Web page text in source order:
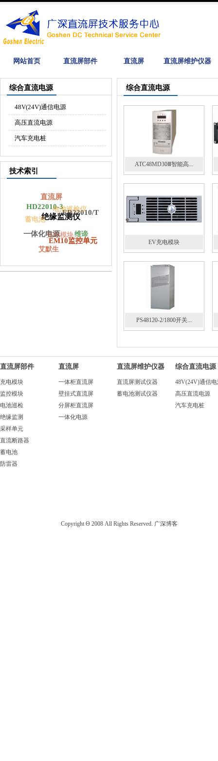
网站首页 直流屏部件 直流屏 直流屏维护仪器
综合直流电源
48V(24V)通信电源
高压直流电源
汽车充电桩
技术索引
一体化电源
艾默生
EM10监控单元
绝缘监测仪
HD22010-3
蓄电池
充电模块维谛
ER22010/T
直流屏
电池巡检仪
综合直流电源
ATC48MD30Ⅲ智能高...
EV充电模块
PS48120-2/1800开关...
直流屏部件
充电模块
监控模块
电池巡检
绝缘监测
采样单元
直流断路器
蓄电池
防雷器
直流屏
一体柜直流屏
壁挂式直流屏
分屏柜直流屏
一体化电源
直流屏维护仪器
直流屏测试仪器
蓄电池测试仪器
综合直流电源
48V(24V)通信
高压直流电源
汽车充电桩
Copyright Θ 2008 All Rights Reserved. 广深博客